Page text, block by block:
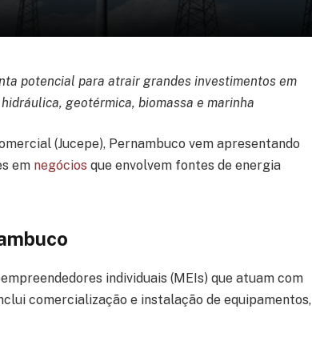
potencial para atrair grandes investimentos em
geotérmica, biomassa e marinha
(Jucepe), Pernambuco vem apresentando
em negócios que envolvem fontes de energia
individuais (MEIs) que atuam com
comercialização e instalação de equipamentos,